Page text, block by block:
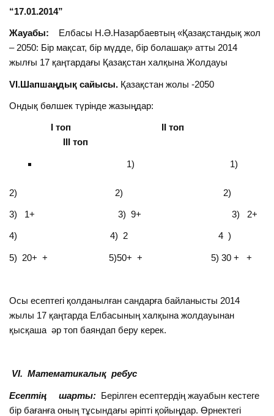
“17.01.2014”
Жауабы: Елбасы Н.Ә.Назарбаевтың «Қазақстандық жол
– 2050: Бір мақсат, бір мүдде, бір болашақ» атты 2014
жылғы 17 қаңтардағы Қазақстан халқына Жолдауы
VІ.Шапшаңдық сайысы. Қазақстан жолы -2050
Ондық бөлшек түрінде жазыңдар:
І топ ІІ топ
ІІІ топ
1) 1)
2) 2) 2)
3) 1+ 3) 9+ 3) 2+
4) 4) 2 4 )
5) 20+ + 5)50+ + 5) 30 + +
Осы есептегі қолданылған сандарға байланысты 2014
жылы 17 қаңтарда Елбасының халқына жолдауынан
қысқаша әр топ баяндап беру керек.
VІ. Математикалық ребус
Есептің шарты: Берілген есептердің жауабын кестеге
бір бағанға оның тұсындағы әріпті қойыңдар. Өрнектегі